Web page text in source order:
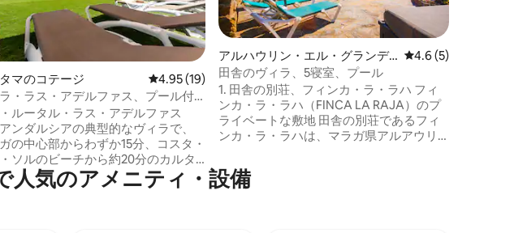
星中4.97つ星の平均評価
マのコテージ レビュー19件、5つ星中4.95つ星の平均評価
4.95 (19)
・ラス・アデルファス、プール付
族連れに最適
ルータル・ラス・アデルファス
ンダルシアの典型的なヴィラで、
の中心部からわずか15分、コスタ・
ソルのビーチから約20分のカルタ
置しています。プール、バーベキ
リア、プールを見渡すバーテラス
アルハウリン・エル・グランデ
のコテージ
レビュー5件、5つ
4.6 (5)
田舎のヴィラ、5寝室、プール
1. 田舎の別荘、フィンカ・ラ・ラハ フィ
ンカ・ラ・ラハ（FINCA LA RAJA）のプ
ライベートな敷地 田舎の別荘であるフィ
ンカ・ラ・ラハは、マラガ県アルアウリ
脈の麓にある約20,000平方メートルの敷
地にあり、全8棟の完全に独立した家があ
人気のアメニティ・設備